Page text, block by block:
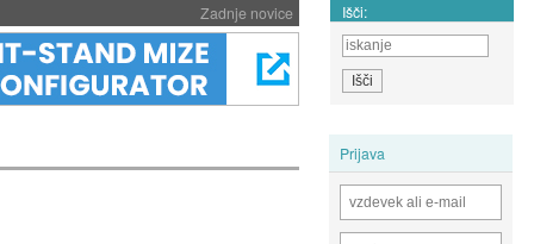
Zadnje novice Išči:
Prijava